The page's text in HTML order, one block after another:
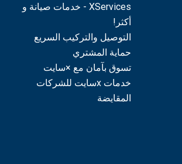
XServices - خدمات صيانة و
أكثر!
التوصيل والتركيب السريع
حماية المشتري
تسوق بآمان مع ×سايت
خدمات xسايت للشركات
المقايضة